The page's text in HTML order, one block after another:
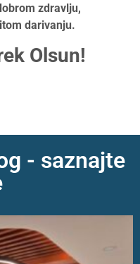
zdravlju,
darivanju.
Olsun!
- saznajte